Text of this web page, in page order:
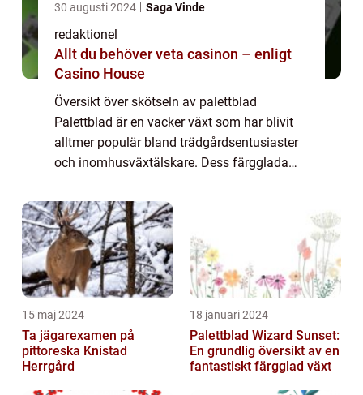
30 augusti 2024 Saga Vinde
redaktionel
Allt du behöver veta casinon – enligt
Casino House
Översikt över skötseln av palettblad
Palettblad är en vacker växt som har blivit
alltmer populär bland trädgårdsentusiaster
och inomhusväxtälskare. Dess färgglada
attraktivt tillskott i varje hem. För at...
15 maj 2024
Ta jägarexamen på
pittoreska Knistad
Herrgård
18 januari 2024
Palettblad Wizard Sunset:
En grundlig översikt av en
fantastiskt färgglad växt